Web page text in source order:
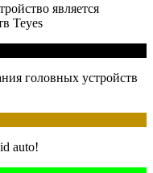
является
Teyes
головных устройств
auto!